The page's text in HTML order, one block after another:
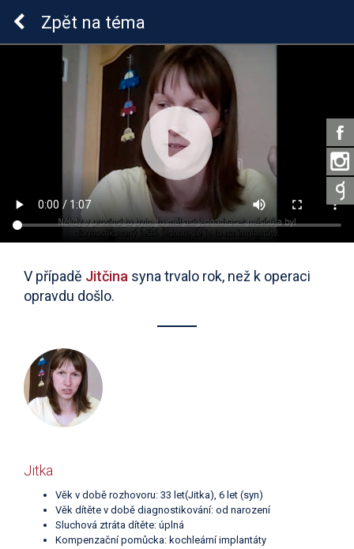
Sluchová vada u dětí
Zpět na téma
V případě Jitčina syna trvalo rok, než k operaci
opravdu došlo.
Jitka
Věk v době rozhovoru: 33 let(Jitka), 6 let (syn)
Věk dítěte v době diagnostikování: od narození
Sluchová ztráta dítěte: úplná
Kompenzační pomůcka: kochleární implantáty